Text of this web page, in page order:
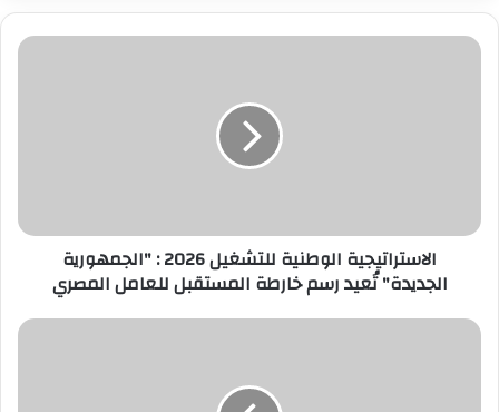
د
ر
الاستراتيجية الوطنية للتشغيل 2026 : "الجمهورية
الجديدة" تُعيد رسم خارطة المستقبل للعامل المصري